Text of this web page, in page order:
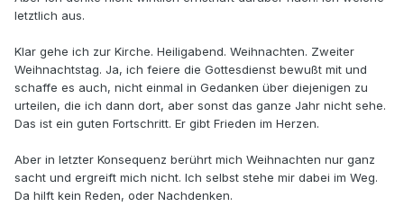
letztlich aus.
Klar gehe ich zur Kirche. Heiligabend. Weihnachten. Zweiter
Weihnachtstag. Ja, ich feiere die Gottesdienst bewußt mit und
schaffe es auch, nicht einmal in Gedanken über diejenigen zu
urteilen, die ich dann dort, aber sonst das ganze Jahr nicht sehe.
Das ist ein guten Fortschritt. Er gibt Frieden im Herzen.
Aber in letzter Konsequenz berührt mich Weihnachten nur ganz
sacht und ergreift mich nicht. Ich selbst stehe mir dabei im Weg.
Da hilft kein Reden, oder Nachdenken.